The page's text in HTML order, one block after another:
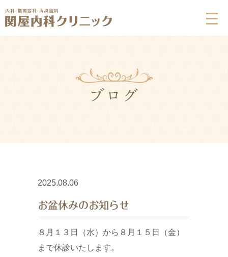
ブログ
2025.08.06
お盆休みのお知らせ
８月１３日（水）から８月１５日（金）
まで休診いたします。